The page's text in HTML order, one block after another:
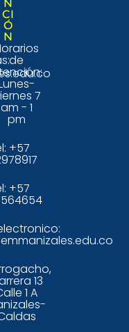
N
CI
Ó
N
de
7
am - 1
pm
+57
+57
13
1 A